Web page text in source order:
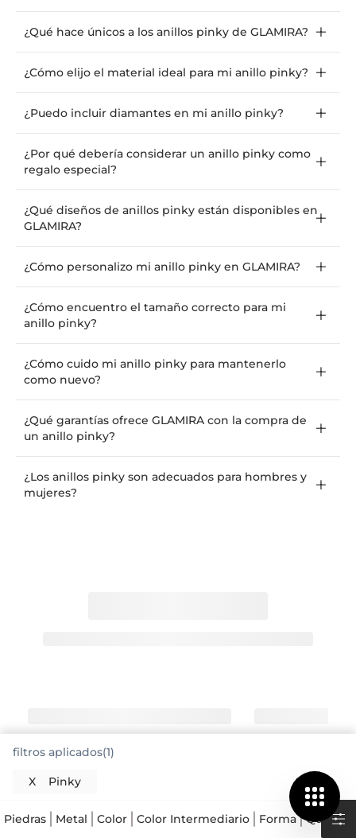
¿Qué hace únicos a los anillos pinky de GLAMIRA?
¿Cómo elijo el material ideal para mi anillo pinky?
¿Puedo incluir diamantes en mi anillo pinky?
¿Por qué debería considerar un anillo pinky como
regalo especial?
¿Qué diseños de anillos pinky están disponibles en
GLAMIRA?
¿Cómo personalizo mi anillo pinky en GLAMIRA?
¿Cómo encuentro el tamaño correcto para mi
anillo pinky?
¿Cómo cuido mi anillo pinky para mantenerlo
como nuevo?
¿Qué garantías ofrece GLAMIRA con la compra de
un anillo pinky?
¿Los anillos pinky son adecuados para hombres y
mujeres?
Los anillos pinky destacan en el dedo
meñique con presencia serena
filtros aplicados(1)
X Pinky
Piedras Metal Color Color Intermediario Forma Quilates